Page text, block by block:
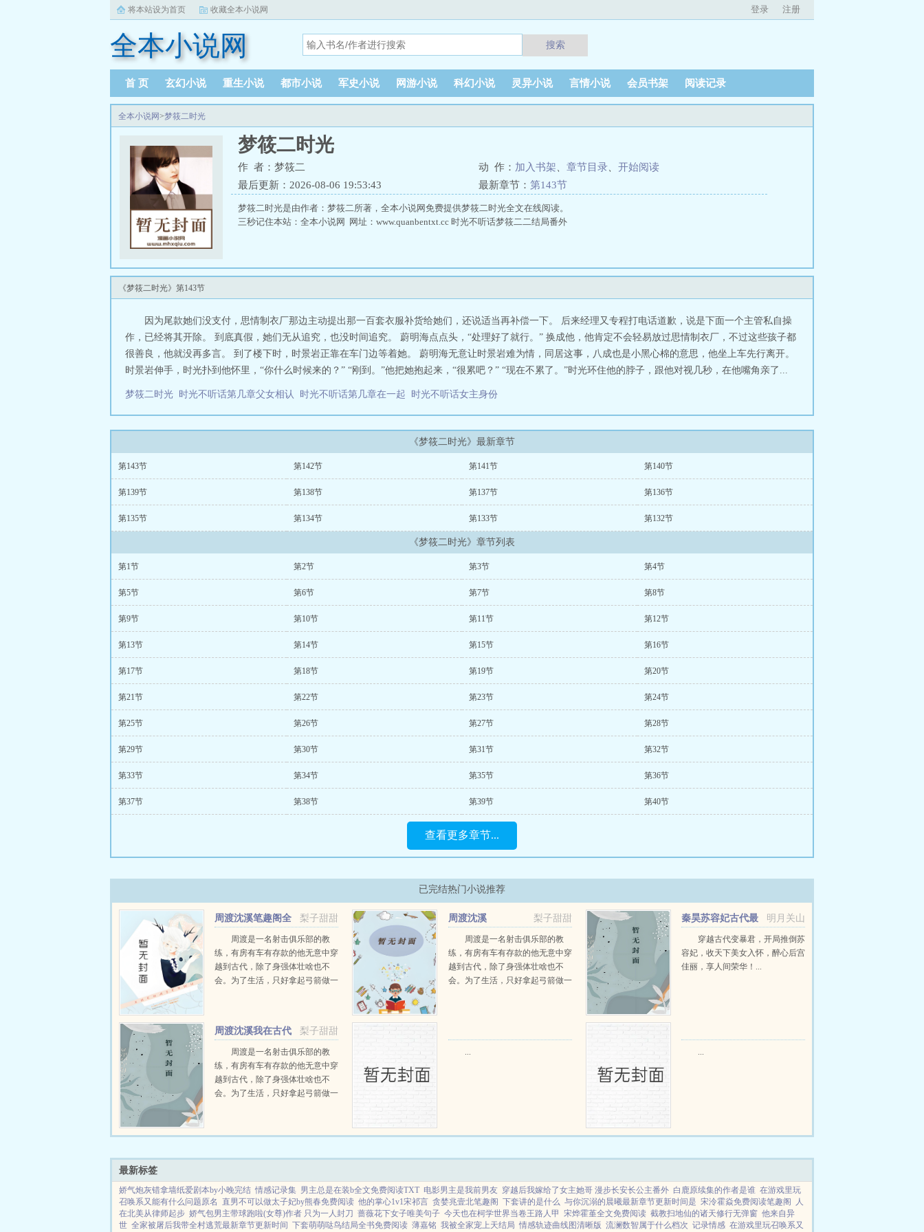
将本站设为首页 收藏全本小说网 登录 注册
全本小说网 搜索
首 页 玄幻小说 重生小说 都市小说 军史小说 网游小说 科幻小说 灵异小说 言情小说 会员书架 阅读记录
全本小说网>梦筱二时光
梦筱二时光
作 者：梦筱二 动 作： 加入书架 章节目录
开始阅读
最后更新：2026-08-06 19:53:43
最新章节： 第143节
梦筱二时光是由作者：梦筱二所著，全本小说网免费提供梦筱二时光全文在线阅读。
三秒记住本站：全本小说网 网址：www.quanbentxt.cc 时光不听话梦筱二二结局番外
《梦筱二时光》第143节
因为尾款她们没支付，思情制衣厂那边主动提出那一百套衣服补货给她们，还说适当再补偿一下。 后来经理又专程打电话道歉，说是下面一个主管私自操
作，已经将其开除。 到底真假，她们无从追究，也没时间追究。 蔚明海点点头，“处理好了就行。” 换成他，他肯定不会轻易放过思情制衣厂，不过这些孩子都
很善良，他就没再多言。 到了楼下时，时景岩正靠在车门边等着她。 蔚明海无意让时景岩难为情，同居这事，八成也是小黑心棉的意思，他坐上车先行离开。
时景岩伸手，时光扑到他怀里，“你什么时候来的？” “刚到。”他把她抱起来，“很累吧？” “现在不累了。”时光环住他的脖子，跟他对视几秒，在他嘴角亲了...
梦筱二时光 时光不听话第几章父女相认 时光不听话第几章在一起 时光不听话女主身份
《梦筱二时光》最新章节
第143节 第142节 第141节 第140节
第139节 第138节 第137节 第136节
第135节 第134节 第133节 第132节
《梦筱二时光》章节列表
第1节 第2节 第3节 第4节
第5节 第6节 第7节 第8节
第9节 第10节 第11节 第12节
第13节 第14节 第15节 第16节
第17节 第18节 第19节 第20节
第21节 第22节 第23节 第24节
第25节 第26节 第27节 第28节
第29节 第30节 第31节 第32节
第33节 第34节 第35节 第36节
第37节 第38节 第39节 第40节
查看更多章节...
已完结热门小说推荐
梨子甜甜
周渡沈溪笔趣阁全
文免费阅读
周渡是一名射击俱乐部的教
练，有房有车有存款的他无意中穿
越到古代，除了身强体壮啥也不
会。为了生活，只好拿起弓箭做一
渡看着山下的寥寥炊烟，以及那...
梨子甜甜
周渡沈溪
周渡是一名射击俱乐部的教
练，有房有车有存款的他无意中穿
越到古代，除了身强体壮啥也不
会。为了生活，只好拿起弓箭做一
明月关山
秦昊苏容妃古代最
强昏君最新章节在线阅读
穿越古代变暴君，开局推倒苏
容妃，收天下美女入怀，醉心后宫
佳丽，享人间荣华！...
梨子甜甜
周渡沈溪我在古代
当猎户小说免费在线阅读
周渡是一名射击俱乐部的教
练，有房有车有存款的他无意中穿
越到古代，除了身强体壮啥也不
会。为了生活，只好拿起弓箭做一
只野兔，不会做（失望）第三天周
... ...
最新标签
娇气炮灰错拿墙纸爱剧本by小晚完结 情感记录集 男主总是在装b全文免费阅读TXT 电影男主是我前男友 穿越后我嫁给了女主她哥 漫步长安长公主番外 白鹿原续集的作者是谁 在游戏里玩
召唤系又能有什么问题原名 直男不可以做太子妃by熊春免费阅读 他的掌心1v1宋祁言 贪婪兆壹北笔趣阁 下套讲的是什么 与你沉溺的晨曦最新章节更新时间是 宋泠霍焱免费阅读笔趣阁
人
在北美从律师起步 娇气包男主带球跑啦(女尊)作者 只为一人封刀 蔷薇花下女子唯美句子 今天也在柯学世界当卷王路人甲 宋烨霍堇全文免费阅读 截教扫地仙的诸天修行无弹窗 他来自异
世 全家被屠后我带全村逃荒最新章节更新时间 下套萌萌哒鸟结局全书免费阅读 薄嘉铭 我被全家宠上天结局 情感轨迹曲线图清晰版 流澜数智属于什么档次 记录情感 在游戏里玩召唤系又